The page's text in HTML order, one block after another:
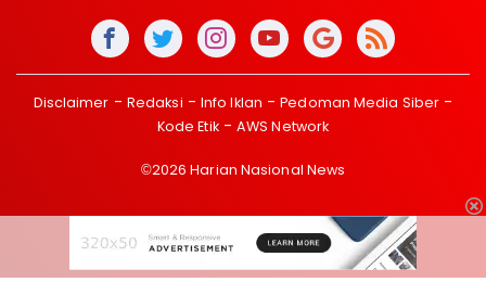
Disclaimer Redaksi Info Iklan
Pedoman Media Siber
Kode Etik
AWS Network
©2026 Harian Nasional News